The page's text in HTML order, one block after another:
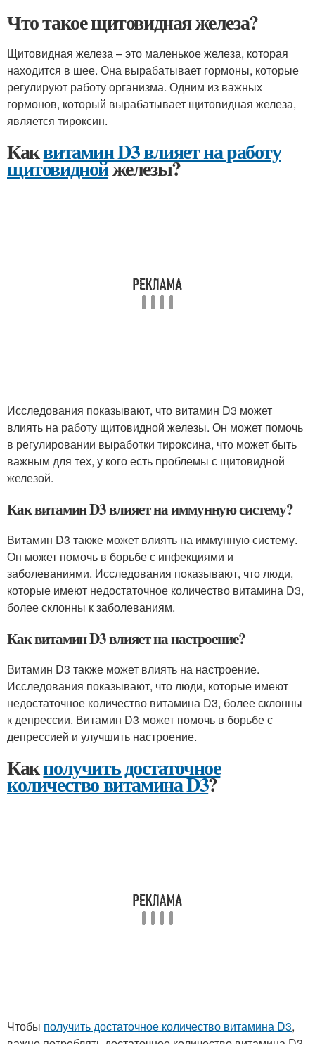
Что такое щитовидная железа?
Щитовидная железа – это маленькое железа, которая
находится в шее. Она вырабатывает гормоны, которые
регулируют работу организма. Одним из важных
гормонов, который вырабатывает щитовидная железа,
является тироксин.
Каквитамин D3 влияет на работу
щитовиднойжелезы?
Исследования показывают, что витамин D3 может
влиять на работу щитовидной железы. Он может помочь
в регулировании выработки тироксина, что может быть
важным для тех, у кого есть проблемы с щитовидной
железой.
Как витамин D3 влияет на иммунную систему?
Витамин D3 также может влиять на иммунную систему.
Он может помочь в борьбе с инфекциями и
заболеваниями. Исследования показывают, что люди,
которые имеют недостаточное количество витамина D3,
более склонны к заболеваниям.
Как витамин D3 влияет на настроение?
Витамин D3 также может влиять на настроение.
Исследования показывают, что люди, которые имеют
недостаточное количество витамина D3, более склонны
к депрессии. Витамин D3 может помочь в борьбе с
депрессией и улучшить настроение.
Какполучить достаточное
количество витамина D3?
Чтобы получить достаточное количество витамина D3,